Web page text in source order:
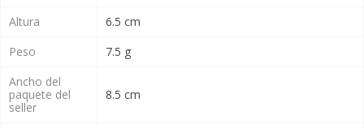
Altura
6.5 cm
Peso
7.5 g
Ancho del
paquete del
seller
8.5 cm